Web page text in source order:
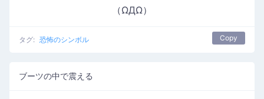
（ΩДΩ）
タグ: 恐怖のシンボル Copy
ブーツの中で震える